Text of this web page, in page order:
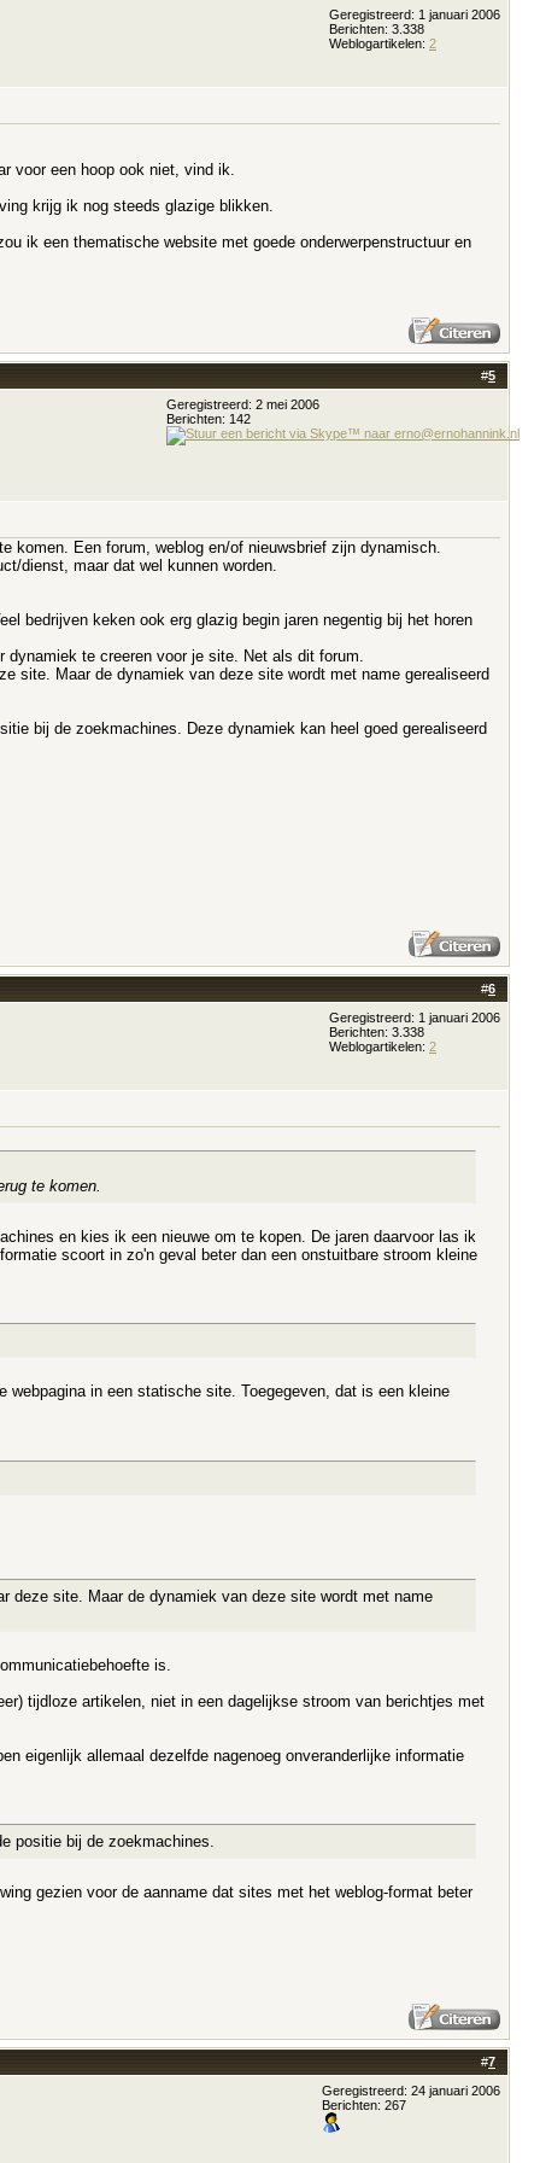
Geregistreerd: 1 januari 2006
Berichten: 3.338
Weblogartikelen: 2
voor een hoop ook niet, vind ik.
krijg ik nog steeds glazige blikken.
ik een thematische website met goede onderwerpenstructuur en
#5
Geregistreerd: 2 mei 2006
Berichten: 142
komen. Een forum, weblog en/of nieuwsbrief zijn dynamisch.
dienst, maar dat wel kunnen worden.
bedrijven keken ook erg glazig begin jaren negentig bij het horen
te creeren voor je site. Net als dit forum.
site. Maar de dynamiek van deze site wordt met name gerealiseerd
bij de zoekmachines. Deze dynamiek kan heel goed gerealiseerd
#6
Geregistreerd: 1 januari 2006
Berichten: 3.338
Weblogartikelen: 2
te komen.
en kies ik een nieuwe om te kopen. De jaren daarvoor las ik
scoort in zo'n geval beter dan een onstuitbare stroom kleine
in een statische site. Toegegeven, dat is een kleine
deze site. Maar de dynamiek van deze site wordt met name
is.
tijdloze artikelen, niet in een dagelijkse stroom van berichtjes met
eigenlijk allemaal dezelfde nagenoeg onveranderlijke informatie
positie bij de zoekmachines.
gezien voor de aanname dat sites met het weblog-format beter
#7
Geregistreerd: 24 januari 2006
Berichten: 267